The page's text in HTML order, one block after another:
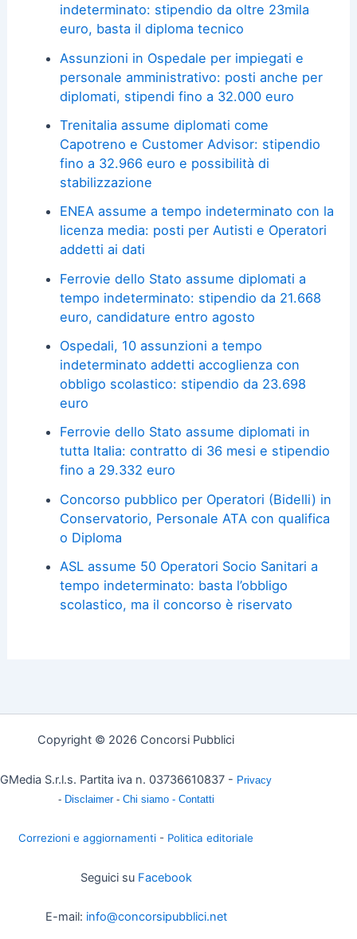
indeterminato: stipendio da oltre 23mila
euro, basta il diploma tecnico
Assunzioni in Ospedale per impiegati e
personale amministrativo: posti anche per
diplomati, stipendi fino a 32.000 euro
Trenitalia assume diplomati come
Capotreno e Customer Advisor: stipendio
fino a 32.966 euro e possibilità di
stabilizzazione
ENEA assume a tempo indeterminato con la
licenza media: posti per Autisti e Operatori
addetti ai dati
Ferrovie dello Stato assume diplomati a
tempo indeterminato: stipendio da 21.668
euro, candidature entro agosto
Ospedali, 10 assunzioni a tempo
indeterminato addetti accoglienza con
obbligo scolastico: stipendio da 23.698
euro
Ferrovie dello Stato assume diplomati in
tutta Italia: contratto di 36 mesi e stipendio
fino a 29.332 euro
Concorso pubblico per Operatori (Bidelli) in
Conservatorio, Personale ATA con qualifica
o Diploma
ASL assume 50 Operatori Socio Sanitari a
tempo indeterminato: basta l’obbligo
scolastico, ma il concorso è riservato
Copyright © 2026 Concorsi Pubblici
GMedia S.r.l.s. Partita iva n. 03736610837 - Privacy
- Disclaimer - Chi siamo - Contatti
Correzioni e aggiornamenti - Politica editoriale
Seguici su Facebook
E-mail: info@concorsipubblici.net